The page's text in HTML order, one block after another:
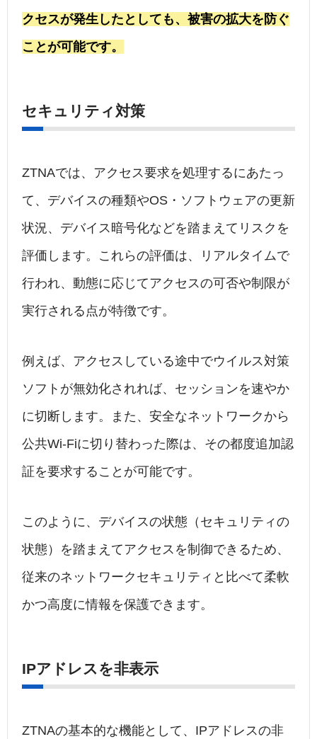
クセスが発生したとしても、被害の拡大を防ぐ
ことが可能です。
セキュリティ対策
ZTNAでは、アクセス要求を処理するにあたっ
て、デバイスの種類やOS・ソフトウェアの更新
状況、デバイス暗号化などを踏まえてリスクを
評価します。これらの評価は、リアルタイムで
行われ、動態に応じてアクセスの可否や制限が
実行される点が特徴です。
例えば、アクセスしている途中でウイルス対策
ソフトが無効化されれば、セッションを速やか
に切断します。また、安全なネットワークから
公共Wi-Fiに切り替わった際は、その都度追加認
証を要求することが可能です。
このように、デバイスの状態（セキュリティの
状態）を踏まえてアクセスを制御できるため、
従来のネットワークセキュリティと比べて柔軟
かつ高度に情報を保護できます。
IPアドレスを非表示
ZTNAの基本的な機能として、IPアドレスの非